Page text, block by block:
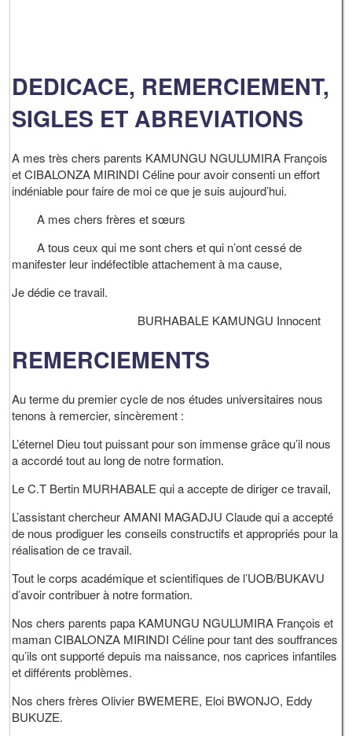
DEDICACE, REMERCIEMENT,
SIGLES ET ABREVIATIONS
A mes très chers parents KAMUNGU NGULUMIRA François
et CIBALONZA MIRINDI Céline pour avoir consenti un effort
indéniable pour faire de moi ce que je suis aujourd’hui.
A mes chers frères et sœurs
A tous ceux qui me sont chers et qui n’ont cessé de
manifester leur indéfectible attachement à ma cause,
Je dédie ce travail.
BURHABALE KAMUNGU Innocent
REMERCIEMENTS
Au terme du premier cycle de nos études universitaires nous
tenons à remercier, sincèrement :
L’éternel Dieu tout puissant pour son immense grâce qu’il nous
a accordé tout au long de notre formation.
Le C.T Bertin MURHABALE qui a accepte de diriger ce travail,
L’assistant chercheur AMANI MAGADJU Claude qui a accepté
de nous prodiguer les conseils constructifs et appropriés pour la
réalisation de ce travail.
Tout le corps académique et scientifiques de l’UOB/BUKAVU
d’avoir contribuer à notre formation.
Nos chers parents papa KAMUNGU NGULUMIRA François et
maman CIBALONZA MIRINDI Céline pour tant des souffrances
qu’ils ont supporté depuis ma naissance, nos caprices infantiles
et différents problèmes.
Nos chers frères Olivier BWEMERE, Eloi BWONJO, Eddy
BUKUZE.